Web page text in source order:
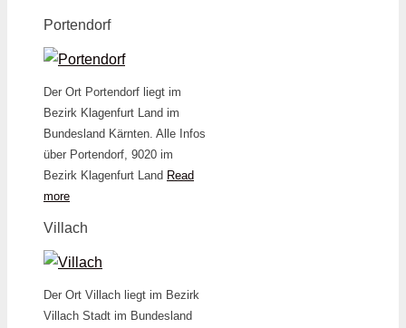
Portendorf
Der Ort Portendorf liegt im
Bezirk Klagenfurt Land im
Bundesland Kärnten. Alle Infos
über Portendorf, 9020 im
Bezirk Klagenfurt Land Read
more
Villach
Der Ort Villach liegt im Bezirk
Villach Stadt im Bundesland